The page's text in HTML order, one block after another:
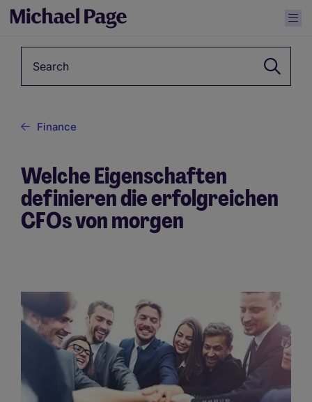
Finance
Welche Eigenschaften
definieren die erfolgreichen
CFOs von morgen